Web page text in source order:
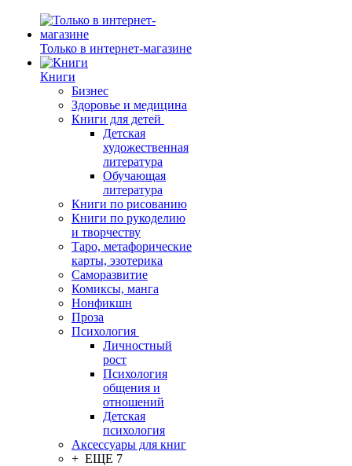
Только в интернет-магазине
Книги
Бизнес
Здоровье и медицина
Книги для детей
Детская
художественная
литература
Обучающая
литература
Книги по рисованию
Книги по рукоделию
и творчеству
Таро, метафорические
карты, эзотерика
Саморазвитие
Комиксы, манга
Нонфикшн
Проза
Психология
Личностный
рост
Психология
общения и
отношений
Детская
психология
Аксессуары для книг
+ ЕЩЕ 7